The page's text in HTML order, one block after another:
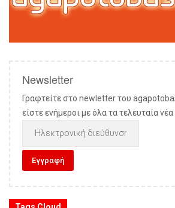
Newsletter
Γραφτείτε στο newletter του
είστε ενήμεροι με όλα τα τελευταία